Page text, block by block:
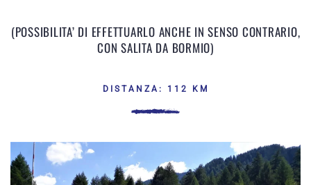
(POSSIBILITA’ DI EFFETTUARLO ANCHE IN SENSO CONTRARIO,
CON SALITA DA BORMIO)
DISTANZA: 112 KM